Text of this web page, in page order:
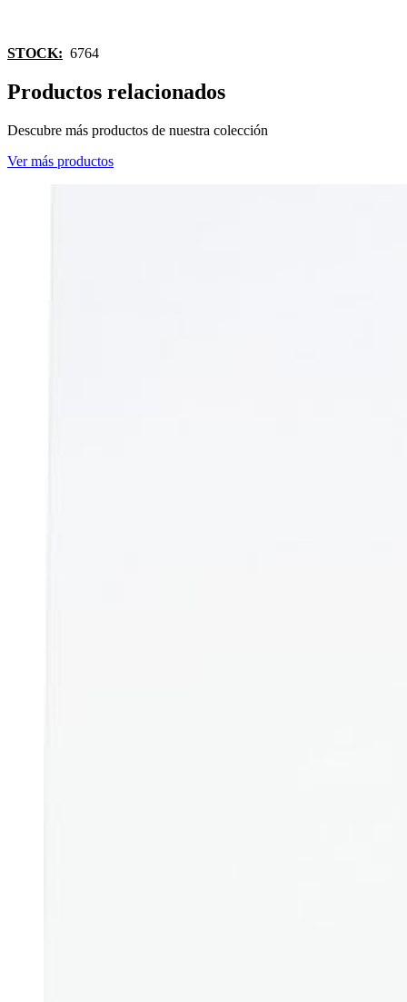
STOCK: 6764
Productos relacionados
Descubre más productos de nuestra colección
Ver más productos